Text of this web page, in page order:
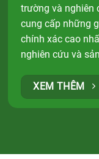
trường và nghiên
cung cấp những
chính xác cao
nghiên cứu và
XEM THÊM